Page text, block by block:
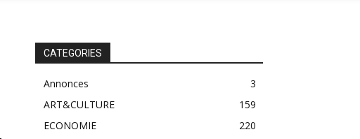
CATEGORIES
Annonces
3
ART&CULTURE
159
ECONOMIE
220